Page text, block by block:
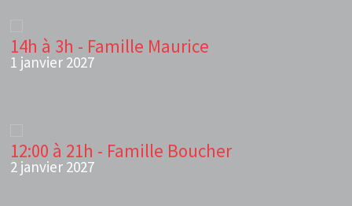
14h à 3h - Famille Maurice
1 janvier 2027
12:00 à 21h - Famille Boucher
2 janvier 2027